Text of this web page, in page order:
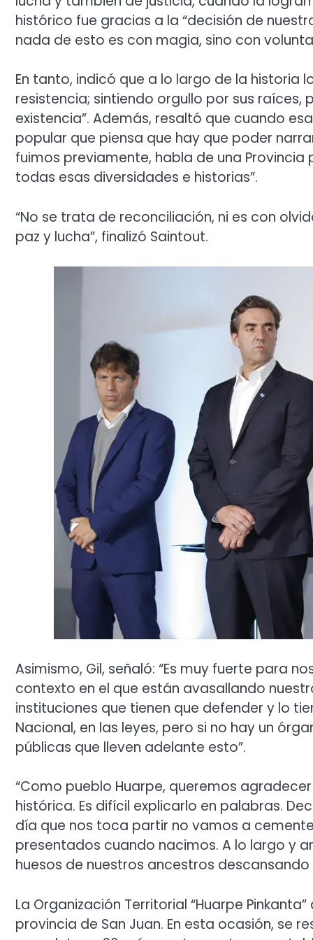
histórico fue gracias a la “decisión de
nada de esto es con magia, sino con
En tanto, indicó que a lo largo de la historia
resistencia; sintiendo orgullo por sus
existencia”. Además, resaltó que cuando
popular que piensa que hay que poder
fuimos previamente, habla de una
todas esas diversidades e historias”.
“No se trata de reconciliación, ni es con
paz y lucha”, finalizó Saintout.
Asimismo, Gil, señaló: “Es muy fuerte para
contexto en el que están avasallando
instituciones que tienen que defender y lo
Nacional, en las leyes, pero si no hay un
públicas que lleven adelante esto”.
“Como pueblo Huarpe, queremos
histórica. Es difícil explicarlo en palabras.
día que nos toca partir no vamos a
presentados cuando nacimos. A lo largo y
huesos de nuestros ancestros
La Organización Territorial “Huarpe
provincia de San Juan. En esta ocasión, se